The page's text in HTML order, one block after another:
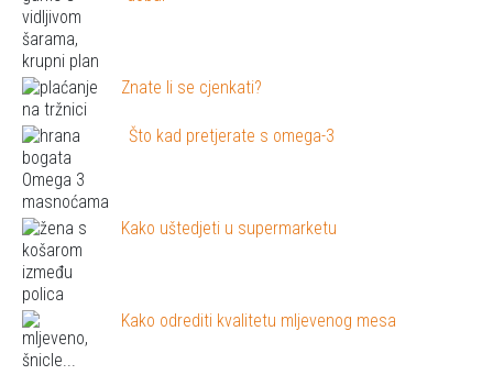
Znate li se cjenkati?
Što kad pretjerate s omega-3
Kako uštedjeti u supermarketu
Kako odrediti kvalitetu mljevenog mesa